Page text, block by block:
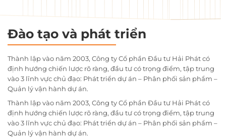
Đào tạo và phát triển
Thành lập vào năm 2003, Công ty Cổ phần Đầu tư Hải Phát có
định hướng chiến lược rõ ràng, đầu tư có trọng điểm, tập trung
vào 3 lĩnh vực chủ đạo: Phát triển dự án – Phân phối sản phẩm –
Quản lý vận hành dự án.
Thành lập vào năm 2003, Công ty Cổ phần Đầu tư Hải Phát có
định hướng chiến lược rõ ràng, đầu tư có trọng điểm, tập trung
vào 3 lĩnh vực chủ đạo: Phát triển dự án – Phân phối sản phẩm –
Quản lý vận hành dự án.